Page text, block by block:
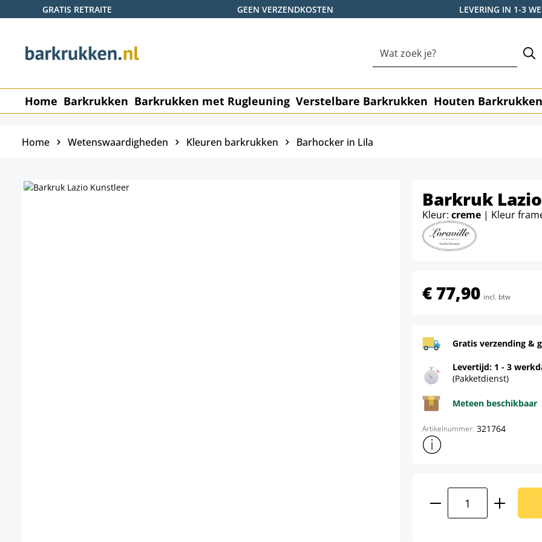
de hoofdinhoud
Ga naar de zoekopdracht
Ga naar de hoofdnavigatie
GRATIS RETRAITE GEEN VERZENDKOSTEN LEVERING IN 1-3
Home Barkrukken Barkrukken met Rugleuning Verstelbare Barkrukken Houten Barkrukken
Home Wetenswaardigheden Kleuren barkrukken Barhocker in Lila
Barkruk
Kleur: creme | Kleur
€ 77,90 incl. btw
Gratis verzending &
Levertijd: 1 - 3
(Pakketdienst)
Meteen beschikbaar
Artikelnummer: 321764
Toon meer productinformatie